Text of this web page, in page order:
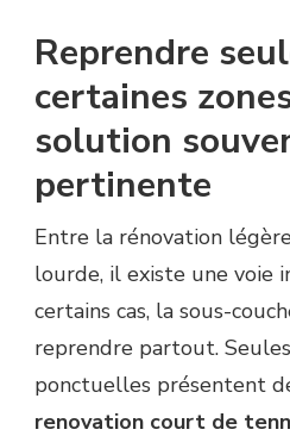
Reprendre
certaines
solution
pertinente
Entre la rénovation
lourde, il existe une voie
certains cas, la sous-
reprendre partout.
ponctuelles présentent
renovation court de